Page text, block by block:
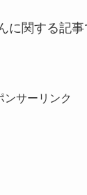
に関する記事
ンサーリンク